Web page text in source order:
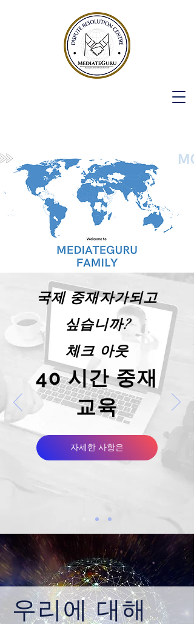
우리에 대해
국제 중재자가되고
싶습니까?
체크 아웃
40 시간 중재
교육
자세한 사항은